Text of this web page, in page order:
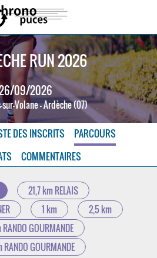
RUN 2026
09/2026
Volane - Ardèche (07)
DES INSCRITS
PARCOURS
COMMENTAIRES
21,7 km RELAIS
1 km
2,5 km
GOURMANDE
GOURMANDE